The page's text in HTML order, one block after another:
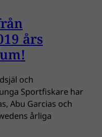
års
och
Sportfiskare har
Abu Garcias och
årliga